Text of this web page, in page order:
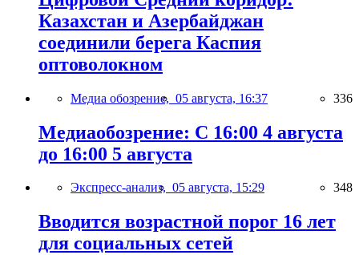
Казахстан и Азербайджан
соединили берега Каспия
оптоволокном
Медиа обозрение, 05 августа, 16:37 336
Медиаобозрение: С 16:00 4 августа
до 16:00 5 августа
Экспресс-анализ, 05 августа, 15:29 348
Вводится возрастной порог 16 лет
для социальных сетей